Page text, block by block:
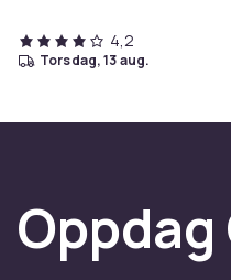
4,2
torsdag, 13 aug.
Oppdag